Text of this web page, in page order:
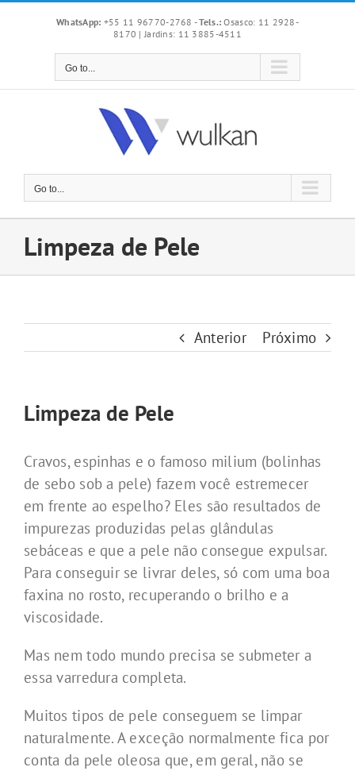
WhatsApp: +55 11 96770-2768 -Tels.: Osasco: 11 2928-
8170 | Jardins: 11 3885-4511
Go to...
Go to...
Limpeza de Pele
Anterior Próximo
Limpeza de Pele
Cravos, espinhas e o famoso milium (bolinhas
de sebo sob a pele) fazem você estremecer
em frente ao espelho? Eles são resultados de
impurezas produzidas pelas glândulas
sebáceas e que a pele não consegue expulsar.
Para conseguir se livrar deles, só com uma boa
faxina no rosto, recuperando o brilho e a
viscosidade.
Mas nem todo mundo precisa se submeter a
essa varredura completa.
Muitos tipos de pele conseguem se limpar
naturalmente. A exceção normalmente fica por
conta da pele oleosa que, em geral, não se